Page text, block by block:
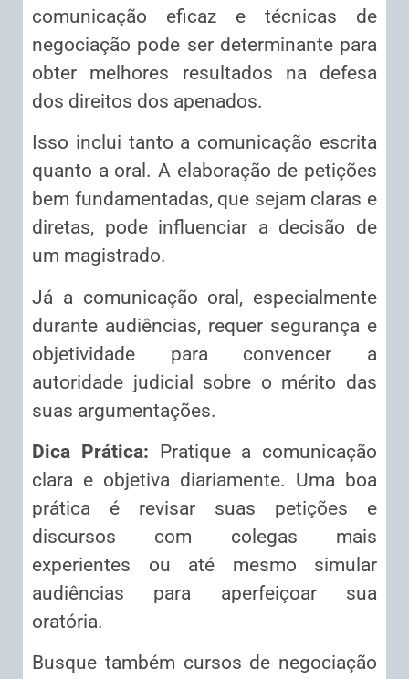
comunicação eficaz e técnicas de
negociação pode ser determinante para
obter melhores resultados na defesa
dos direitos dos apenados.
Isso inclui tanto a comunicação escrita
quanto a oral. A elaboração de petições
bem fundamentadas, que sejam claras e
diretas, pode influenciar a decisão de
um magistrado.
Já a comunicação oral, especialmente
durante audiências, requer segurança e
objetividade para convencer a
autoridade judicial sobre o mérito das
suas argumentações.
Dica Prática: Pratique a comunicação
clara e objetiva diariamente. Uma boa
prática é revisar suas petições e
discursos com colegas mais
experientes ou até mesmo simular
audiências para aperfeiçoar sua
oratória.
Busque também cursos de negociação